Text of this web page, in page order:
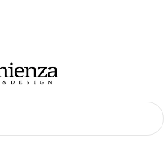
3 Taksit Fırsatı